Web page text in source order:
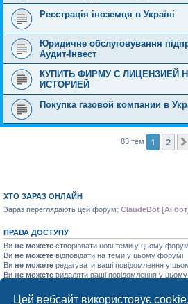
Цей вебсайт використовує
Реєстрація іноземця в Україні
Юридичне обслуговування
Аудит-Інвест
КУПИТЬ ФИРМУ С ЛИЦЕНЗИЕЙ
ИСТОРИЕЙ
Покупка газовой компании в
83 тем 1 2
ХТО ЗАРАЗ ОНЛАЙН
Зараз переглядають цей форум: ClaudeBot [AI
ПРАВА ДОСТУПУ
Ви не можете створювати нові теми у цьому
Ви не можете відповідати на теми у цьому форумі
Ви не можете редагувати ваші повідомлення у
Ви не можете видаляти ваші повідомлення у